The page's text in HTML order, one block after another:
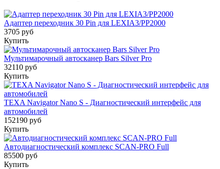
Адаптер переходник 30 Pin для LEXIA3/PP2000
3705 руб
Купить
Мультимарочный автосканер Bars Silver Pro
32110 руб
Купить
TEXA Navigator Nano S - Диагностический интерфейс для
автомобилей
152190 руб
Купить
Автодиагностический комплекс SCAN-PRO Full
85500 руб
Купить